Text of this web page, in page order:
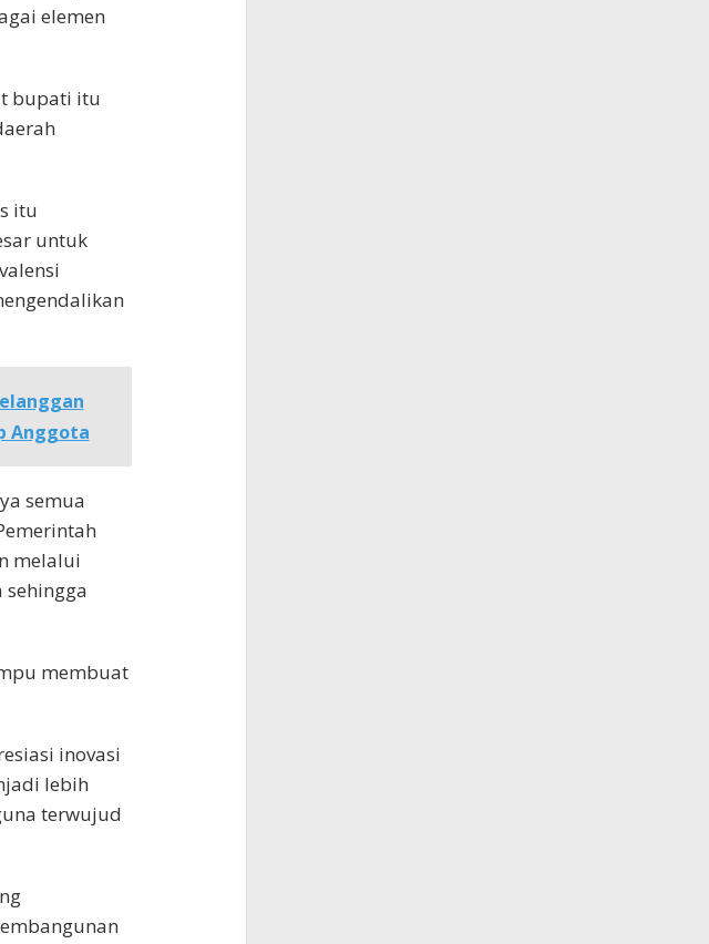
elemen
bupati itu
itu
untuk
Anggota
semua
melalui
membuat
inovasi
lebih
terwujud